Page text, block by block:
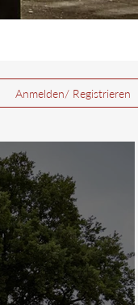
Anmelden/ Registrieren